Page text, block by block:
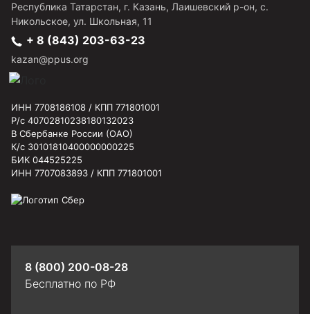
Республика Татарстан, г. Казань, Лаишевский р-он, с.
Никольское, ул. Школьная, 11
+ 8 (843) 203-63-23
kazan@ppus.org
ИНН 7708186108 / КПП 771801001
Р/с 40702810238180132023
В Сбербанке России (ОАО)
К/с 30101810400000000225
БИК 044525225
ИНН 7707083893 / КПП 771801001
8 (800) 200-08-28
Бесплатно по РФ